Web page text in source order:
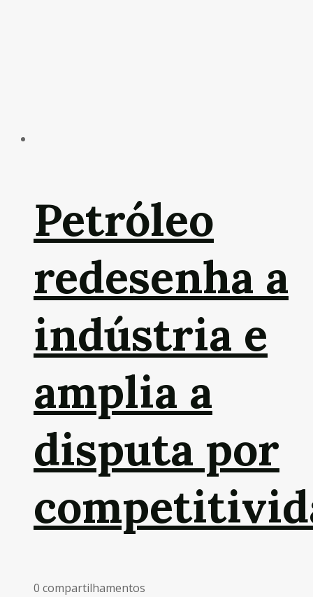
Petróleo
redesenha a
indústria e
amplia a
disputa por
0 compartilhamentos